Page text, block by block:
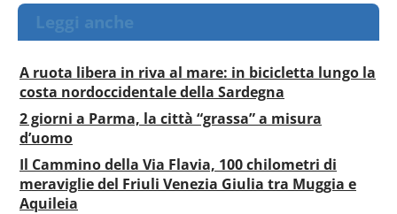
Leggi anche
A ruota libera in riva al mare: in bicicletta lungo la
costa nordoccidentale della Sardegna
2 giorni a Parma, la città “grassa” a misura
d’uomo
Il Cammino della Via Flavia, 100 chilometri di
meraviglie del Friuli Venezia Giulia tra Muggia e
Aquileia